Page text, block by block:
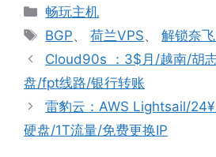
分
类
畅玩主机
标
签
BGP、荷兰VPS、解锁奈
Cloud90s ：3$月/越南/胡
盘/fpt线路/银行转账
雷豹云：AWS Lightsail/
硬盘/1T流量/免费更换IP